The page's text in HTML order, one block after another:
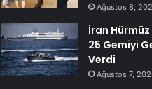
Ağustos 8,
İran Hürmüz
25 Gemiyi
Verdi
Ağustos 7,